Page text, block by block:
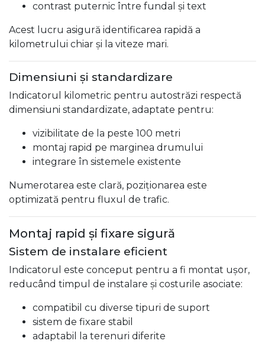
contrast puternic între fundal și text
Acest lucru asigură identificarea rapidă a
kilometrului chiar și la viteze mari.
Dimensiuni și standardizare
Indicatorul kilometric pentru autostrăzi respectă
dimensiuni standardizate, adaptate pentru:
vizibilitate de la peste 100 metri
montaj rapid pe marginea drumului
integrare în sistemele existente
Numerotarea este clară, poziționarea este
optimizată pentru fluxul de trafic.
Montaj rapid și fixare sigură
Sistem de instalare eficient
Indicatorul este conceput pentru a fi montat ușor,
reducând timpul de instalare și costurile asociate:
compatibil cu diverse tipuri de suport
sistem de fixare stabil
adaptabil la terenuri diferite